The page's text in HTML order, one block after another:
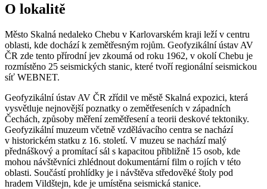
O lokalitě
Město Skalná nedaleko Chebu v Karlovarském kraji leží v centru
oblasti, kde dochází k zemětřesným rojům. Geofyzikální ústav AV
ČR zde tento přírodní jev zkoumá od roku 1962, v okolí Chebu je
rozmístěno 25 seismických stanic, které tvoří regionální seismickou
síť WEBNET.
Geofyzikální ústav AV ČR zřídil ve městě Skalná expozici, která
vysvětluje nejnovější poznatky o zemětřeseních v západních
Čechách, způsoby měření zemětřesení a teorii deskové tektoniky.
Geofyzikální muzeum včetně vzdělávacího centra se nachází
v historickém statku z 16. století. V muzeu se nachází malý
přednáškový a promítací sál s kapacitou přibližně 15 osob, kde
mohou návštěvníci zhlédnout dokumentární film o rojích v této
oblasti. Součástí prohlídky je i návštěva středověké štoly pod
hradem Vildštejn, kde je umístěna seismická stanice.